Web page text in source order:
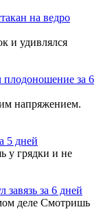
на ведро
и удивлялся
плодоношение за 6
напряжением.
5 дней
у грядки и не
за 6 дней
деле Смотришь